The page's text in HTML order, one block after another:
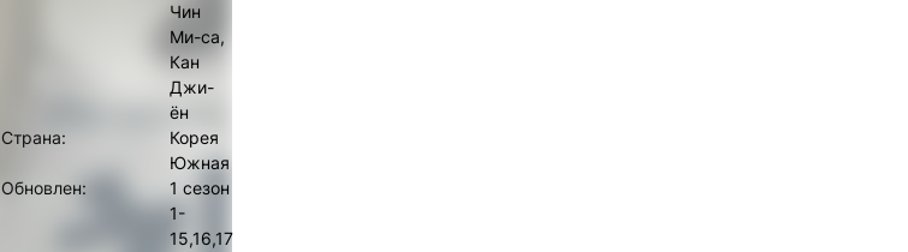
Чин
Ми-са,
Кан
Джи-
ён
Страна:
Корея
Южная
Обновлен:
1 сезон
1-
15,16,17